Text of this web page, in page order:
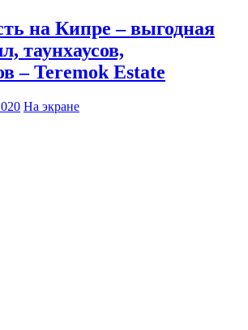
на Кипре – выгодная
таунхаусов,
– Teremok Estate
На экране